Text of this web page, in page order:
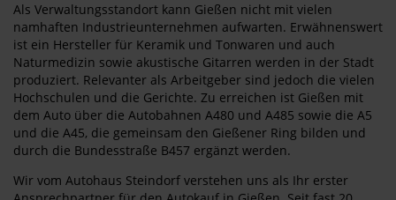
Als Verwaltungsstandort kann Gießen nicht mit vielen
namhaften Industrieunternehmen aufwarten. Erwähnenswert
ist ein Hersteller für Keramik und Tonwaren und auch
Naturmedizin sowie akustische Gitarren werden in der Stadt
produziert. Relevanter als Arbeitgeber sind jedoch die vielen
Hochschulen und die Gerichte. Zu erreichen ist Gießen mit
dem Auto über die Autobahnen A480 und A485 sowie die A5
und die A45, die gemeinsam den Gießener Ring bilden und
durch die Bundesstraße B457 ergänzt werden.
Wir vom Autohaus Steindorf verstehen uns als Ihr erster